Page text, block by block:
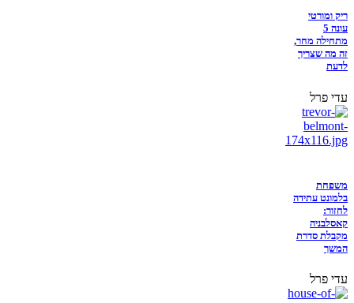
ריק ומורטי
עונה 5
מתחילה מחר,
זה מה שצריך
לדעת
עדי פרל
משפחת
בלמונט עתידה
לחזור:
קאסלבניה
מקבלת סדרת
המשך
עדי פרל